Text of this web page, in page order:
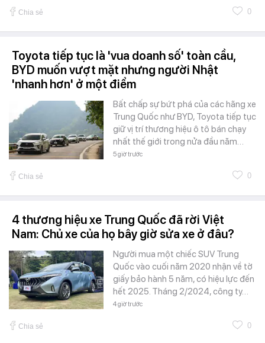
Chia sẻ 0
Toyota tiếp tục là 'vua doanh số' toàn cầu,
BYD muốn vượt mặt nhưng người Nhật
'nhanh hơn' ở một điểm
Bất chấp sự bứt phá của các hãng xe
Trung Quốc như BYD, Toyota tiếp tục
giữ vị trí thương hiệu ô tô bán chạy
nhất thế giới trong nửa đầu năm…
5 giờ trước
Chia sẻ 0
4 thương hiệu xe Trung Quốc đã rời Việt
Nam: Chủ xe của họ bây giờ sửa xe ở đâu?
Người mua một chiếc SUV Trung
Quốc vào cuối năm 2020 nhận về tờ
giấy bảo hành 5 năm, có hiệu lực đến
hết 2025. Tháng 2/2024, công ty…
4 giờ trước
Chia sẻ 0